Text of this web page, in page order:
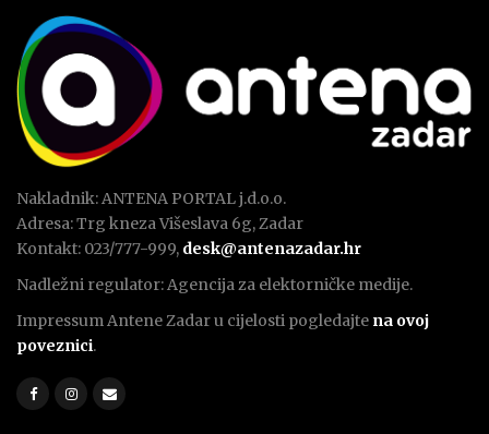
Nakladnik: ANTENA PORTAL j.d.o.o.
Adresa: Trg kneza Višeslava 6g, Zadar
Kontakt: 023/777-999, desk@antenazadar.hr
Nadležni regulator: Agencija za elektorničke medije.
Impressum Antene Zadar u cijelosti pogledajte na ovoj
poveznici.